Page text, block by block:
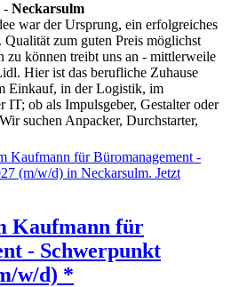
- Neckarsulm
war der Ursprung, ein erfolgreiches
zum guten Preis möglichst
zu können treibt uns an - mittlerweile
Hier ist das berufliche Zuhause
Einkauf, in der Logistik, im
IT; ob als Impulsgeber, Gestalter oder
suchen Anpacker, Durchstarter,
Kaufmann für
- Schwerpunkt
w/d) *